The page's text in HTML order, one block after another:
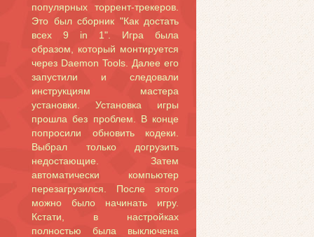
популярных торрент-трекеров.
Это был сборник "Как достать
всех 9 in 1". Игра была
образом, который монтируется
через Daemon Tools. Далее его
запустили и следовали
инструкциям мастера
установки. Установка игры
прошла без проблем. В конце
попросили обновить кодеки.
Выбрал только догрузить
недостающие. Затем
автоматически компьютер
перезагрузился. После этого
можно было начинать игру.
Кстати, в настройках
полностью была выключена